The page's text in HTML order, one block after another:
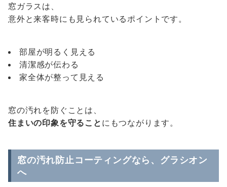
窓ガラスは、
意外と来客時にも見られているポイントです。
部屋が明るく見える
清潔感が伝わる
家全体が整って見える
窓の汚れを防ぐことは、
住まいの印象を守ること にもつながります。
窓の汚れ防止コーティングなら、グラシオン
へ